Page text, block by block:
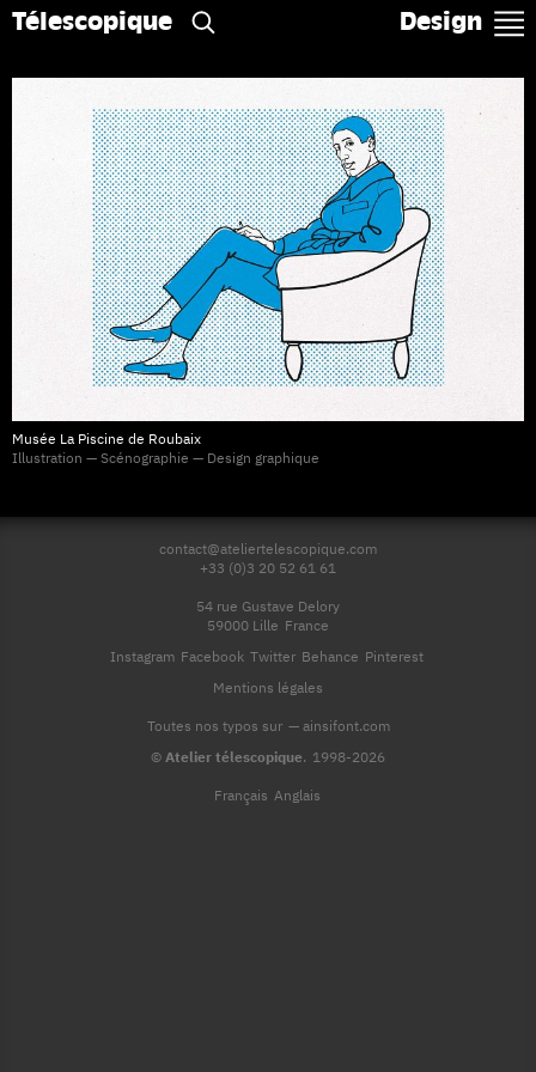
Télescopique Design
Musée La Piscine de Roubaix
Illustration — Scénographie — Design graphique
contact@ateliertelescopique.com
+33 (0)3 20 52 61 61
54 rue Gustave Delory
59000 Lille
France
Instagram Facebook Twitter Behance Pinterest
Mentions légales
Toutes nos typos sur — ainsifont.com
© Atelier télescopique. 1998-2026
Français Anglais